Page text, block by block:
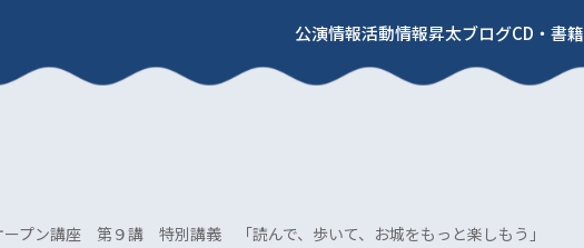
公演情報活動情報昇太ブログCD・書籍
ープン講座 第９講 特別講義 「読んで、歩いて、お城をもっと楽しもう」